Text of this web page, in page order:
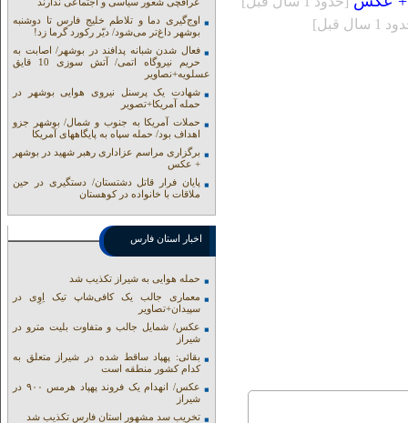
سال قبل]
اوج‌گیری دما و تلاطم خلیج فارس تا دوشنبه
بوشهر داغ‌تر می‌شود/ دیّر رکورد گرما زد!
فعال شدن شبانه پدافند در بوشهر/ اصابت به
حریم نیروگاه اتمی/ آتش سوزی 10 قایق
عسلویه+نصاویر
شهادت یک پرسنل نیروی هوایی بوشهر در
حمله آمریکا+تصویر
حملات آمریکا به جنوب و شمال/ بوشهر جزو
اهداف بود/ حمله سپاه به پایگاههای آمریکا
برگزاری مراسم عزاداری رهبر شهید در بوشهر
+ عکس
پایان فرار قاتل دشتستان/ دستگیری در حین
ملاقات با خانواده در کوهستان
اخبار استان فارس
حمله هوایی به شیراز تکذیب شد
معماری جالب یک کافی‌شاپ تیک اِوِی در
سپیدان+تصاویر
عکس/ شمایل جالب و متفاوت بلیت مترو در
شیراز
بقائی: پهپاد ساقط شده در شیراز متعلق به
کدام کشور منطقه است
عکس/ انهدام یک فروند پهپاد هرمس ۹۰۰ در
شیراز
تخریب سد مشهور استان فارس تکذیب شد